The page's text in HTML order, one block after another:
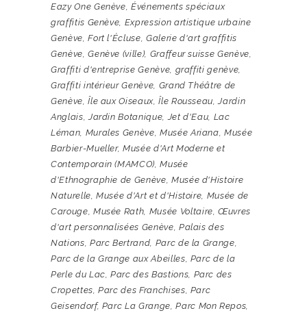
Eazy One Genève,Événements spéciaux
graffitis Genève, Expression artistique urbaine
Genève,Fort l'Écluse, Galerie d'art graffitis
Genève,Genève (ville), Graffeur suisse Genève,
Graffiti d'entreprise Genève, graffiti genève,
Graffiti intérieur Genève, Grand Théâtre de
Genève,Île aux Oiseaux,Île Rousseau,Jardin
Anglais,Jardin Botanique,Jet d'Eau, Lac
Léman, Murales Genève, Musée Ariana,Musée
Barbier-Mueller,Musée d'Art Moderne et
Contemporain (MAMCO),Musée
d'Ethnographie de Genève, Musée d'Histoire
Naturelle,Musée d'Art et d'Histoire, Musée de
Carouge, Musée Rath, Musée Voltaire,Œuvres
d'art personnalisées Genève, Palais des
Nations, Parc Bertrand, Parc de la Grange,
Parc de la Grange aux Abeilles, Parc de la
Perle du Lac,Parc des Bastions, Parc des
Cropettes,Parc des Franchises, Parc
Geisendorf, Parc La Grange,Parc Mon Repos,